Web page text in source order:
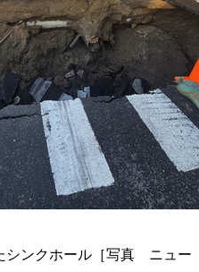
シンクホール［写真 ニュー